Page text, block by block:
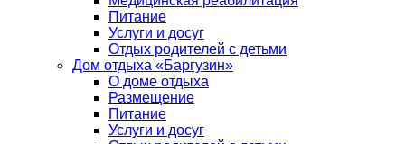
Питание
Услуги и досуг
Отдых родителей с детьми
Дом отдыха «Баргузин»
О доме отдыха
Размещение
Питание
Услуги и досуг